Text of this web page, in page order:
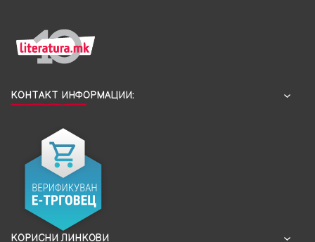
КОНТАКТ ИНФОРМАЦИИ:
КОРИСНИ ЛИНКОВИ